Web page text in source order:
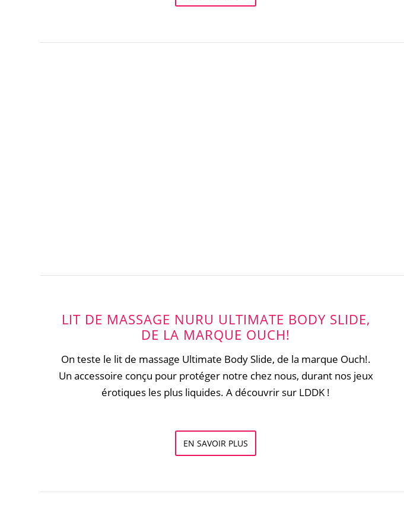
LIT DE MASSAGE NURU ULTIMATE BODY SLIDE,
DE LA MARQUE OUCH!
On teste le lit de massage Ultimate Body Slide, de la marque Ouch!.
Un accessoire conçu pour protéger notre chez nous, durant nos jeux
érotiques les plus liquides. A découvrir sur LDDK !
EN SAVOIR PLUS